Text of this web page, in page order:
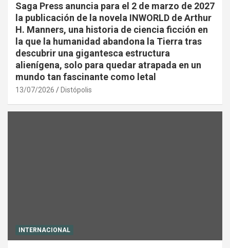
Saga Press anuncia para el 2 de marzo de 2027
la publicación de la novela INWORLD de Arthur
H. Manners, una historia de ciencia ficción en
la que la humanidad abandona la Tierra tras
descubrir una gigantesca estructura
alienígena, solo para quedar atrapada en un
mundo tan fascinante como letal
13/07/2026 Distópolis
INTERNACIONAL